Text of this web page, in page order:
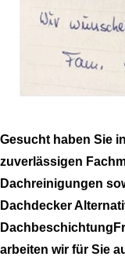
Gesucht haben Sie
zuverlässigen
Dachreinigungen
Dachdecker
arbeiten wir für Sie